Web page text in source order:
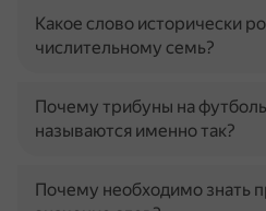
Какое слово исторически
числительному семь?
Почему трибуны на
называются именно так?
Почему необходимо знать